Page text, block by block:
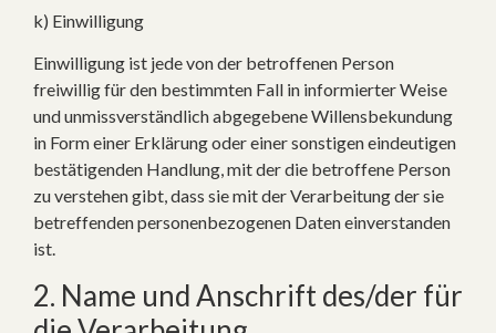
k) Einwilligung
Einwilligung ist jede von der betroffenen Person
freiwillig für den bestimmten Fall in informierter Weise
und unmissverständlich abgegebene Willensbekundung
in Form einer Erklärung oder einer sonstigen eindeutigen
bestätigenden Handlung, mit der die betroffene Person
zu verstehen gibt, dass sie mit der Verarbeitung der sie
betreffenden personenbezogenen Daten einverstanden
ist.
2. Name und Anschrift des/der für